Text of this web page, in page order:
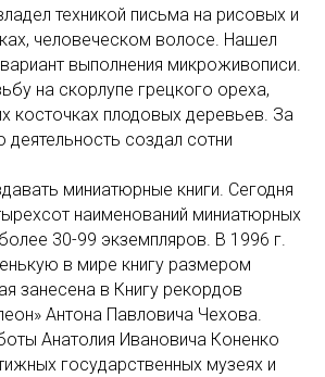
техникой письма на рисовых и
человеческом волосе. Нашел
выполнения микроживописи.
на скорлупе грецкого ореха,
косточках плодовых деревьев. За
создал сотни
миниатюрные книги. Сегодня
наименований миниатюрных
30-99 экземпляров. В 1996 г.
в мире книгу размером
занесена в Книгу рекордов
Антона Павловича Чехова.
Анатолия Ивановича Коненко
государственных музеях и